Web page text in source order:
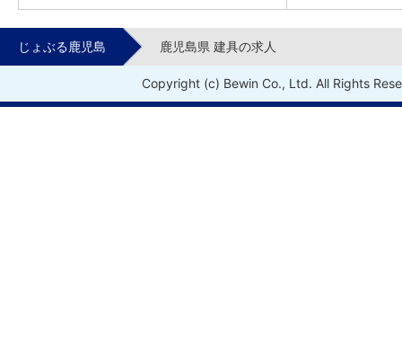
じょぶる鹿児島 鹿児島県 建具の求人
Copyright (c) Bewin Co., Ltd. All Rights